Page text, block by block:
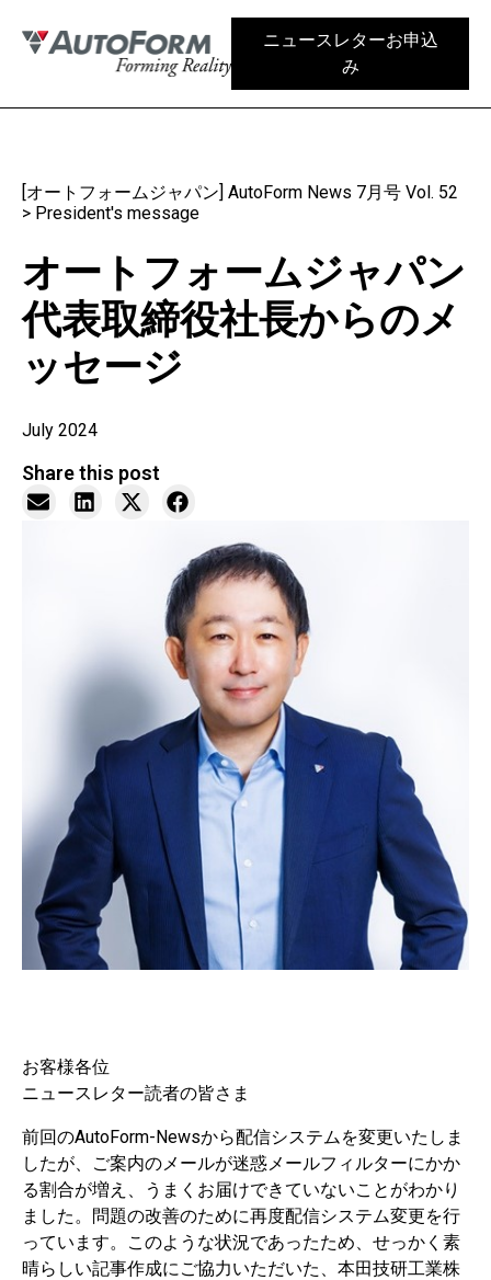
ニュースレターお申込
み
[オートフォームジャパン] AutoForm News 7月号 Vol. 52
> President's message
オートフォームジャパン
代表取締役社長からのメ
ッセージ
July 2024
Share this post
お客様各位
ニュースレター読者の皆さま
前回のAutoForm-Newsから配信システムを変更いたしま
したが、ご案内のメールが迷惑メールフィルターにかか
る割合が増え、うまくお届けできていないことがわかり
ました。問題の改善のために再度配信システム変更を行
っています。このような状況であったため、せっかく素
晴らしい記事作成にご協力いただいた、本田技研工業株